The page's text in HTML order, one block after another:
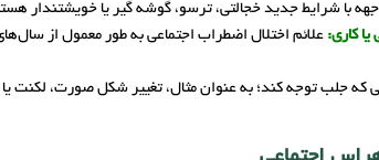
با شرایط جدید خجالتی، ترسو، گوشه گیر یا
یا کاری: علائم اختلال اضطراب اجتماعی به طور معمول از
که جلب توجه کند؛ به عنوان مثال، تغییر شکل صورت، لکنت